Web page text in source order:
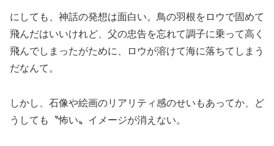
にしても、神話の発想は面白い。鳥の羽根をロウで固めて
飛んだはいいけれど、父の忠告を忘れて調子に乗って高く
飛んでしまったがために、ロウが溶けて海に落ちてしまう
だなんて。
しかし、石像や絵画のリアリティ感のせいもあってか、ど
うしても〝怖い〟イメージが消えない。